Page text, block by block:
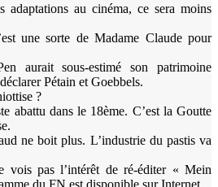
au cinéma, ce sera moins
une sorte de Madame Claude pour
aurait sous-estimé son patrimoine
Pétain et Goebbels.
?
abattu dans le 18ème. C’est la Goutte
ne boit plus. L’industrie du pastis va
vois pas l’intérêt de ré-éditer « Mein
du FN est disponible sur Internet.